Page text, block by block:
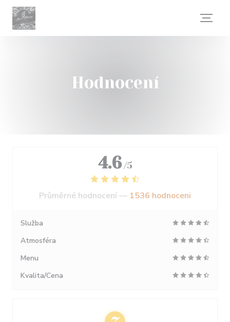
Panel pro správu cookies
Hodnocení
4.6 /5
Průměrné hodnocení — 1536 hodnoceni
Služba
Atmosféra
Menu
Kvalita/Cena